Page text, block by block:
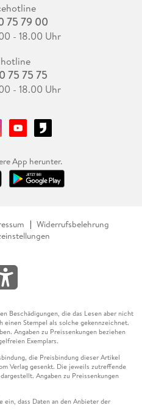
75 79 00
- 18.00 Uhr
75 75 75
- 18.00 Uhr
App herunter.
Widerrufsbelehrung
Beschädigungen, die das Lesen aber nicht
einen Stempel als solche gekennzeichnet.
Angaben zu Preissenkungen beziehen
Exemplars.
die Preisbindung dieser Artikel
Verlag gesenkt. Die jeweils zutreffende
Angaben zu Preissenkungen
dass Daten an den Anbieter der